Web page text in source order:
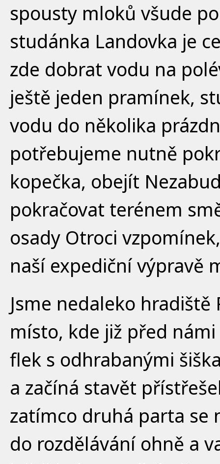
spousty mloků všude
studánka Landovka je
zde dobrat vodu na
ještě jeden pramínek,
vodu do několika
potřebujeme nutně
kopečka, obejít
pokračovat terénem
osady Otroci
naší expediční výpravě
Jsme nedaleko
místo, kde již před
flek s odhrabanými
a začíná stavět
zatímco druhá parta se
do rozdělávání ohně a